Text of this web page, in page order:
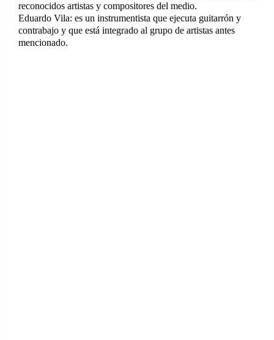
reconocidos artistas y compositores del medio.
Eduardo Vila: es un instrumentista que ejecuta guitarrón y
contrabajo y que está integrado al grupo de artistas antes
mencionado.